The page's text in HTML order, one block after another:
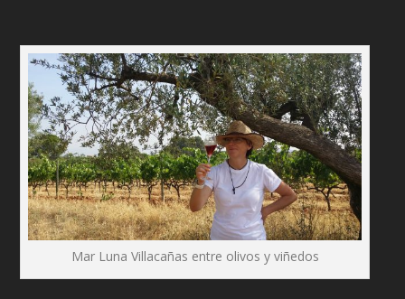
Mar Luna Villacañas entre olivos y viñedos